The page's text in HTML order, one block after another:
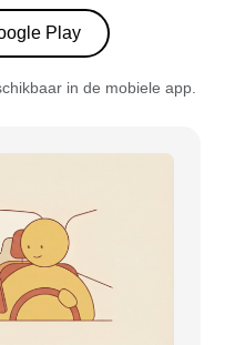
Play
in de mobiele app.